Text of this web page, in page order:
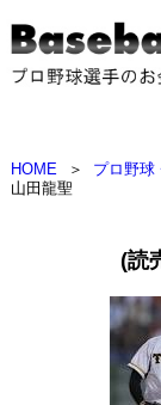
HOME ＞ プロ野球
山田龍聖
(読